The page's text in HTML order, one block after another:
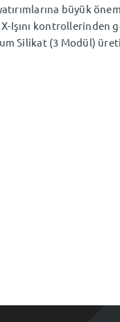
büyük
Işını kontrollerinden
Silikat (3 Modül)